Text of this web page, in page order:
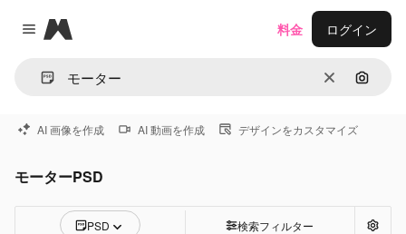
Close menu
Magnific
消去 画像で
料金 ログイン
AI 画像を作成 AI 動画を作成 デザインをカスタマイズ
モーターPSD
PSD 検索フィルター